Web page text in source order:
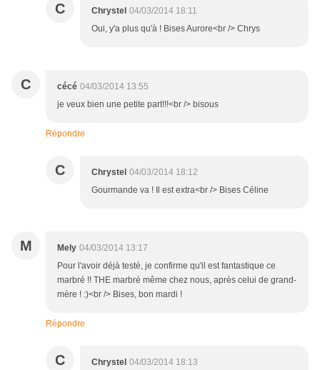
C Chrystel 04/03/2014 18:11
Oui, y'a plus qu'à ! Bises Aurore<br /> Chrys
C cécé 04/03/2014 13:55
je veux bien une petite part!!!<br /> bisous
Répondre
C Chrystel 04/03/2014 18:12
Gourmande va ! Il est extra<br /> Bises Céline
M Mely 04/03/2014 13:17
Pour l'avoir déjà testé, je confirme qu'il est fantastique ce
marbré !! THE marbré même chez nous, après celui de grand-
mère ! :)<br /> Bises, bon mardi !
Répondre
C Chrystel 04/03/2014 18:13